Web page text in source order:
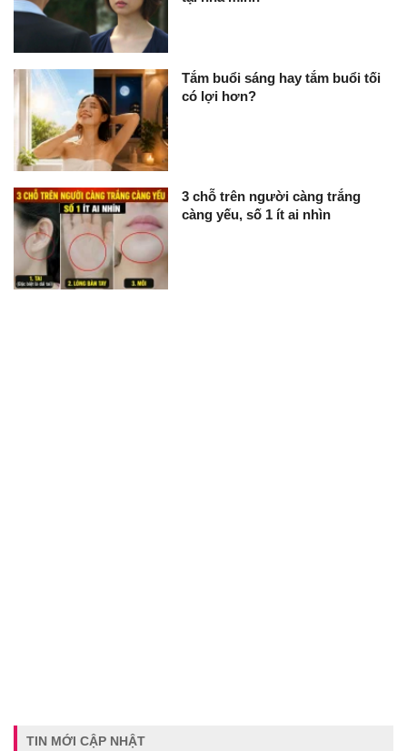
Tắm buổi sáng hay tắm buổi tối
có lợi hơn?
3 chỗ trên người càng trắng
càng yếu, số 1 ít ai nhìn
TIN MỚI CẬP NHẬT